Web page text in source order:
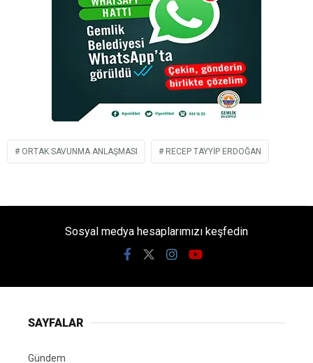
ORTAK SAVUNMA ANLAŞMASI RECEP TAYYIP ERDOĞAN
Sosyal medya hesaplarımızı keşfedin
SAYFALAR
Gündem